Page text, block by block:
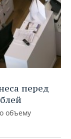
перед
объему